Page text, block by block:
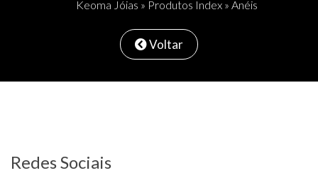
Keoma Jóias » Produtos Index » Anéis
Voltar
Redes Sociais